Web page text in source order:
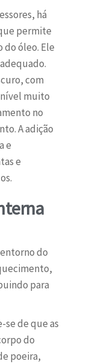
há
permite
do óleo. Ele
com
muito
no
A adição
e
e
do
para
de que as
do
poeira,